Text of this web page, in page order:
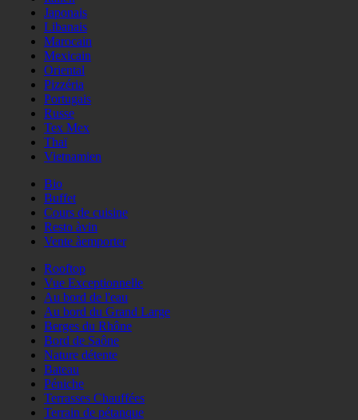
Japonais
Libanais
Marocain
Mexicain
Oriental
Pizzéria
Portugais
Russe
Tex Mex
Thaï
Vietnamien
Bio
Buffet
Cours de cuisine
Resto àvin
Vente àemporter
Rooftop
Vue Exceptionnelle
Au bord de l'eau
Au bord du Grand Large
Berges du Rhône
Bord de Saône
Nature détente
Bateau
Péniche
Terrasses Chauffées
Terrain de pétanque